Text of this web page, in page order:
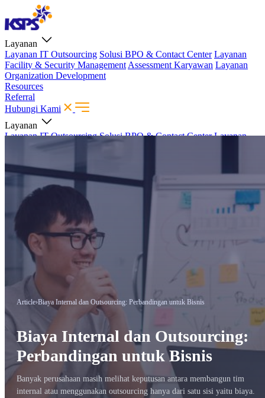
Layanan
Layanan IT Outsourcing Solusi BPO & Contact Center Layanan
Facility & Security ManagementAssessment Karyawan Layanan
Organization Development
Resources
Referral
Hubungi Kami
Layanan
Layanan IT Outsourcing Solusi BPO & Contact Center Layanan
Facility & Security Management
Resources
Referral
Hubungi Kami
Article›Biaya Internal dan Outsourcing: Perbandingan untuk Bisnis
Biaya Internal dan Outsourcing:
Perbandingan untuk Bisnis
Banyak perusahaan masih melihat keputusan antara membangun tim
internal atau menggunakan outsourcing hanya dari satu sisi yaitu biaya.